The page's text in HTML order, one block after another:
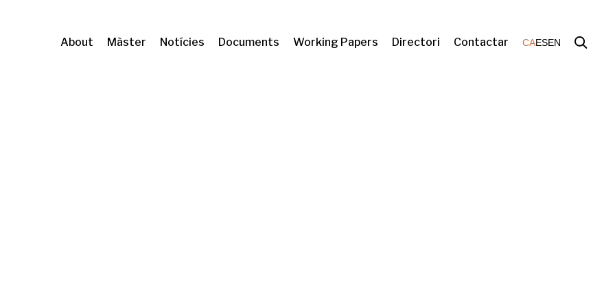
About Màster Notícies Documents Working Papers Directori Contactar CAESEN